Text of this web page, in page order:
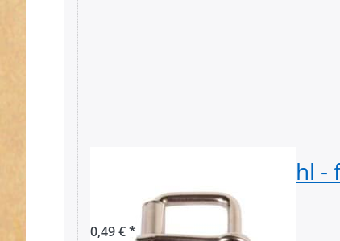
Rollschnalle aus Stahl
Gurtband - 1 Stück
0,49 € *